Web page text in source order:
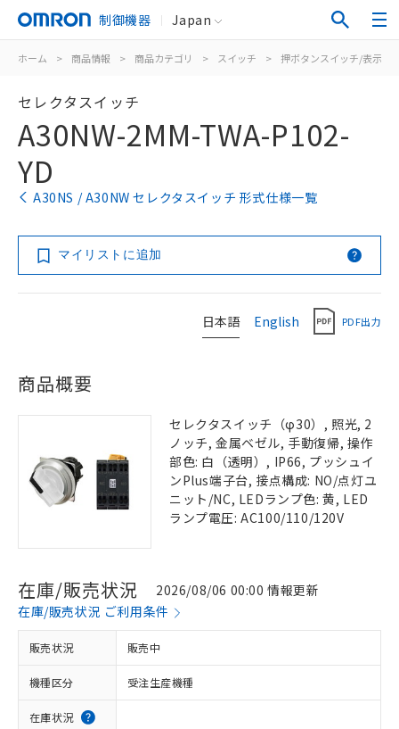
制御機器 Japan
ホーム > 商品情報 > 商品カテゴリ > スイッチ > 押ボタンスイッチ/表示灯
セレクタスイッチ
A30NW-2MM-TWA-P102-
YD
A30NS / A30NW セレクタスイッチ 形式仕様一覧
マイリストに追加
日本語 English PDF出力
商品概要
セレクタスイッチ（φ30）, 照光, 2
ノッチ, 金属ベゼル, 手動復帰, 操作
部色: 白（透明）, IP66, プッシュイ
ンPlus端子台, 接点構成: NO/点灯ユ
ニット/NC, LEDランプ色: 黄, LED
ランプ電圧: AC100/110/120V
在庫/販売状況
2026/08/06 00:00 情報更新
在庫/販売状況 ご利用条件
販売状況 販売中
機種区分 受注生産機種
在庫状況